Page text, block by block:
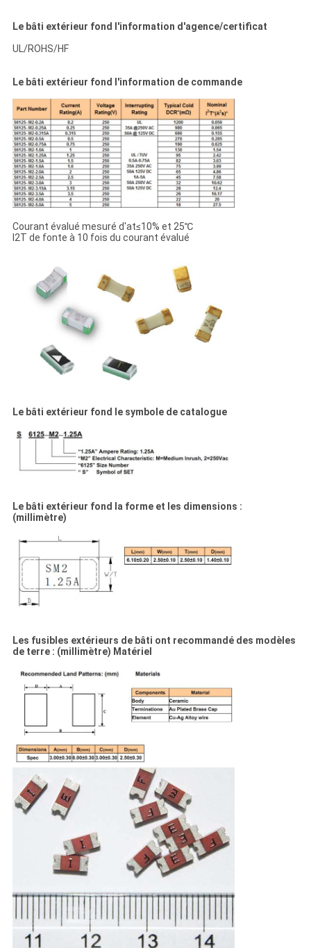
Le bâti extérieur fond l'information d'agence/certificat
UL/ROHS/HF
Le bâti extérieur fond l'information de commande
Courant évalué mesuré d'at≤10% et 25℃
I2T de fonte à 10 fois du courant évalué
Le bâti extérieur fond le symbole de catalogue
Le bâti extérieur fond la forme et les dimensions :
(millimètre)
Les fusibles extérieurs de bâti ont recommandé des modèles
de terre : (millimètre) Matériel